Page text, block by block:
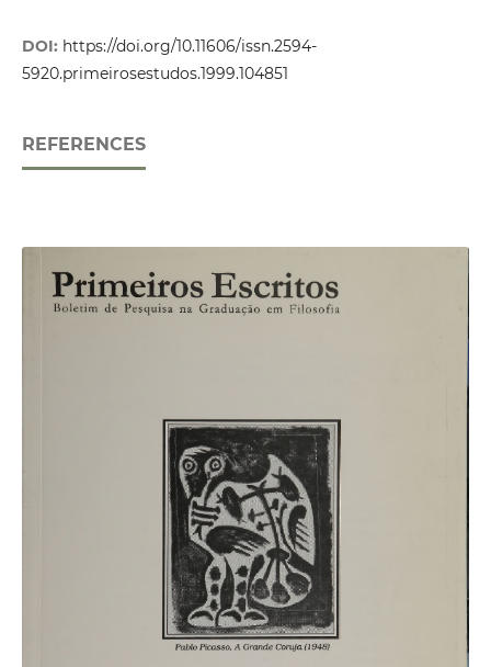
DOI: https://doi.org/10.11606/issn.2594-
5920.primeirosestudos.1999.104851
REFERENCES